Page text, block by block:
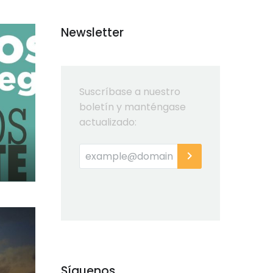
Newsletter
Suscríbase a nuestro
boletín y manténgase
actualizado: